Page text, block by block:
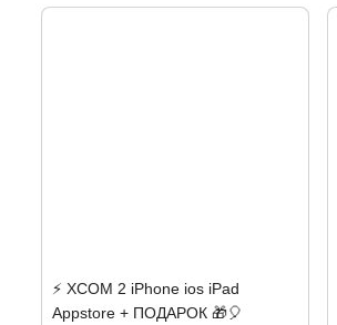
⚡️ Age of History II iPhone
AppStore ios 🎁🎈